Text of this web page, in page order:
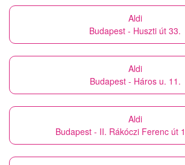
Aldi
Budapest - Huszti út 33.
Aldi
Budapest - Háros u. 11.
Aldi
Budapest - II. Rákóczi Ferenc út